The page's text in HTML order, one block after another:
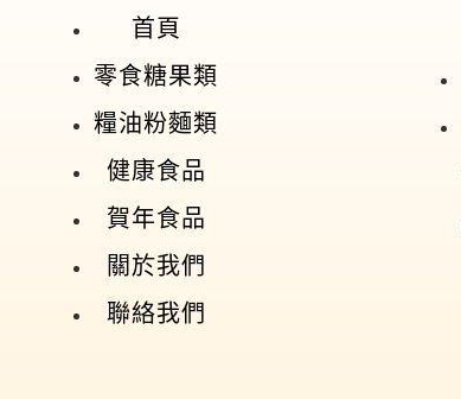
首頁
零食糖果類
糧油粉麵類
健康食品
賀年食品
關於我們
聯絡我們